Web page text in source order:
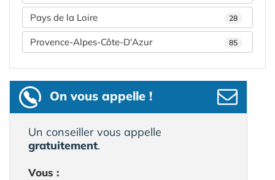
Pays de la Loire 28
Provence-Alpes-Côte-D'Azur 85
On vous appelle !
Un conseiller vous appelle
gratuitement.
Vous :